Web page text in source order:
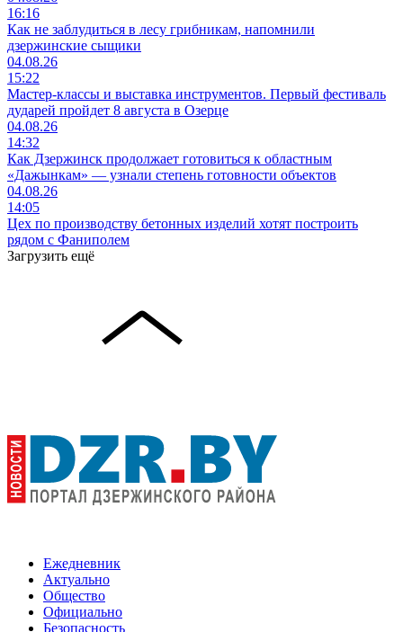
16:16
Как не заблудиться в лесу грибникам, напомнили
дзержинские сыщики
04.08.26
15:22
Мастер-классы и выставка инструментов. Первый фестиваль
дударей пройдет 8 августа в Озерце
04.08.26
14:32
Как Дзержинск продолжает готовиться к областным
«Дажынкам» — узнали степень готовности объектов
04.08.26
14:05
Цех по производству бетонных изделий хотят построить
рядом с Фаниполем
Загрузить ещё
Ежедневник
Актуально
Общество
Официально
Безопасность